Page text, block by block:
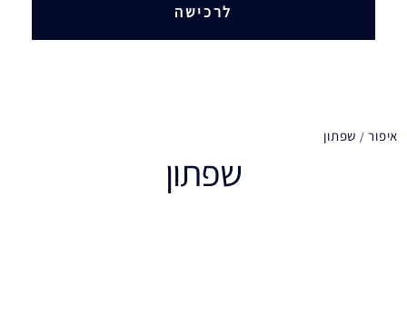
לרכישה
איפור שפתון
שפתון